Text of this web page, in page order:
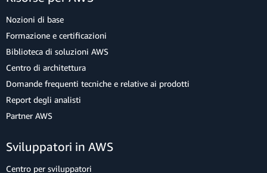
Nozioni di base
Formazione e certificazioni
Biblioteca di soluzioni AWS
Centro di architettura
Domande frequenti tecniche e relative ai prodotti
Report degli analisti
Partner AWS
Sviluppatori in AWS
Centro per sviluppatori